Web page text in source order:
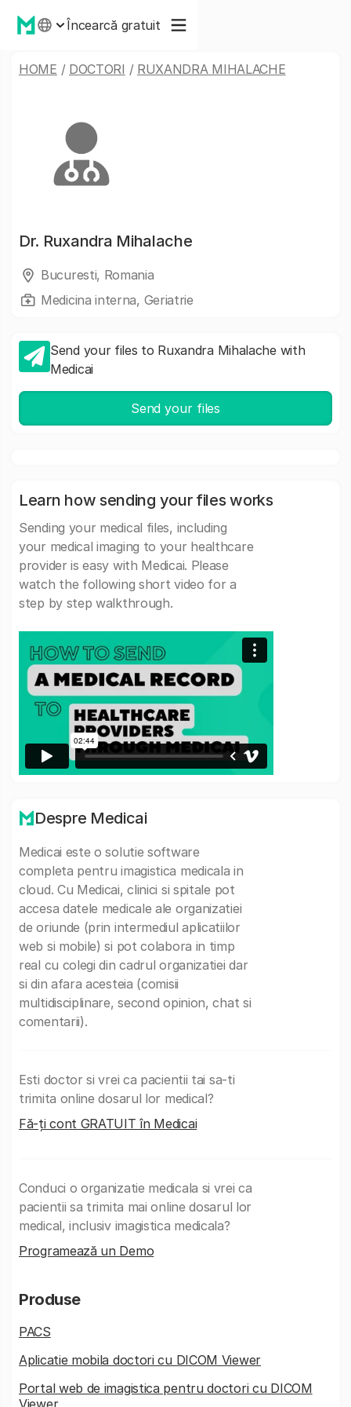
Încearcă gratuit
HOME / DOCTORI / RUXANDRA MIHALACHE
Dr. Ruxandra Mihalache
Bucuresti, Romania
Medicina interna, Geriatrie
Send your files to Ruxandra Mihalache with
Medicai
Send your files
Learn how sending your files works
Sending your medical files, including
your medical imaging to your healthcare
provider is easy with Medicai. Please
watch the following short video for a
step by step walkthrough.
Despre Medicai
Medicai este o solutie software
completa pentru imagistica medicala in
cloud. Cu Medicai, clinici si spitale pot
accesa datele medicale ale organizatiei
de oriunde (prin intermediul aplicatiilor
web si mobile) si pot colabora in timp
real cu colegi din cadrul organizatiei dar
si din afara acesteia (comisii
multidisciplinare, second opinion, chat si
comentarii).
Esti doctor si vrei ca pacientii tai sa-ti
trimita online dosarul lor medical?
Fă-ți cont GRATUIT în Medicai
Conduci o organizatie medicala si vrei ca
pacientii sa trimita mai online dosarul lor
medical, inclusiv imagistica medicala?
Programează un Demo
Produse
PACS
Aplicatie mobila doctori cu DICOM Viewer
Portal web de imagistica pentru doctori cu DICOM
Viewer